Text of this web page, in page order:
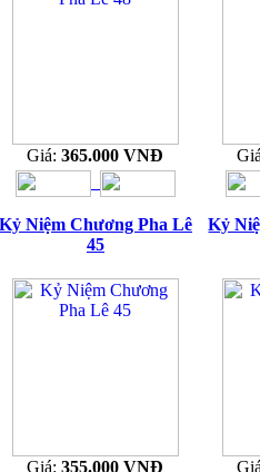
Giá:365.000 VNĐ
Kỷ Niệm Chương Pha Lê
45
Giá:355.000 VNĐ
Kỷ